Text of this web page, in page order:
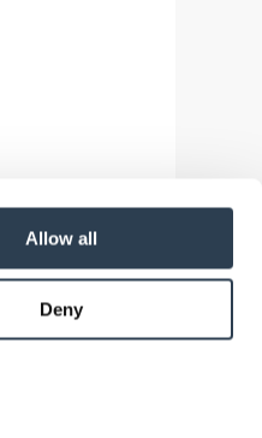
Allow all
Deny